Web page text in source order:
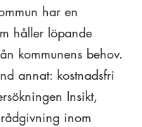
har en
håller löpande
kommunens behov.
annat: kostnadsfri
Insikt,
inom